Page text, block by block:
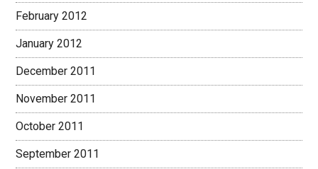
February 2012
January 2012
December 2011
November 2011
October 2011
September 2011